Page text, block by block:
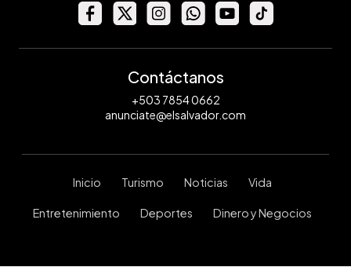
Contáctanos
+503 7854 0662
anunciate@elsalvador.com
Inicio Turismo Noticias Vida
Entretenimiento Deportes Dinero y Negocios